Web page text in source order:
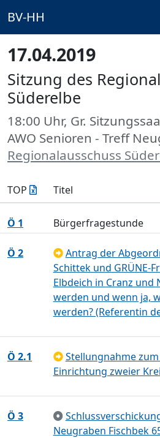
BV-HH
17.04.2019
Sitzung des
Süderelbe
18:00 Uhr, Gr.
AWO Senioren - Treff
Regionalausschuss
TOP Titel
Ö 1 Bürgerfragestunde
Ö 2
Antrag der
Schittek und GRÜNE-
Elbdeich in Cranz
werden und wenn ja,
werden? (Referentin
Ö 2.1
Stellungnahme
Einrichtung zweier
Ö 3
Neugraben Fischbek